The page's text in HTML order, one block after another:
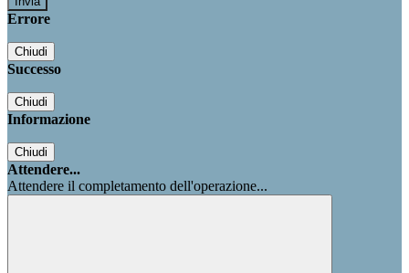
Errore
Chiudi
Successo
Chiudi
Informazione
Chiudi
Attendere...
Attendere il completamento dell'operazione...